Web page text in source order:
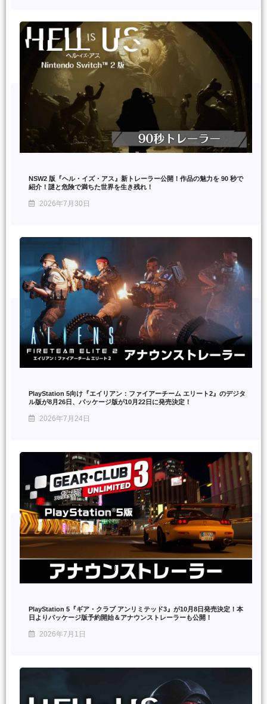
NSW2 版『ヘル・イズ・アス』新トレーラー公開！作品の魅力を 90 秒で
紹介！謎と危険で満ちた世界を生き残れ！
2026年7月30日
PlayStation 5向け『エイリアン：ファイアーチーム エリート2』のデジタ
ル版が8月26日、パッケージ版が10月22日に発売決定！
2026年7月24日
PlayStation 5『ギア・クラブ アンリミテッド3』が10月8日発売決定！本
日よりパッケージ版予約開始＆アナウンストレーラーも公開！
2026年7月1日